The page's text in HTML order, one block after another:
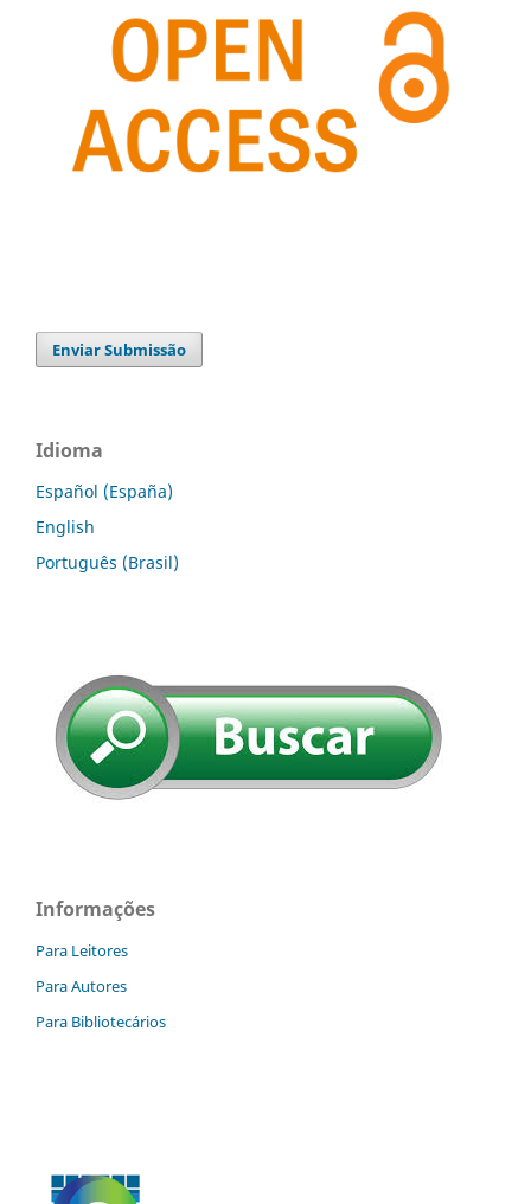
Enviar Submissão
Idioma
Español (España)
English
Português (Brasil)
Informações
Para Leitores
Para Autores
Para Bibliotecários